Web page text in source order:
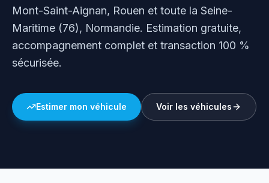
Mont-Saint-Aignan, Rouen et toute la Seine-
Maritime (76), Normandie. Estimation gratuite,
accompagnement complet et transaction 100 %
sécurisée.
Estimer mon véhicule Voir les véhicules